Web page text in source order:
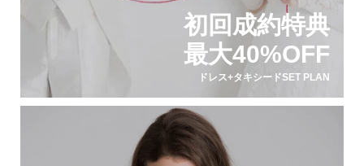
初回成約特典
最大40%OFF
ドレス+タキシードSET PLAN